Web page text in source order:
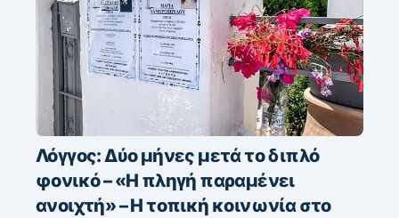
Λόγγος: Δύο μήνες μετά το διπλό
φονικό – «H πληγή παραμένει
ανοιχτή» – Η τοπική κοινωνία στο